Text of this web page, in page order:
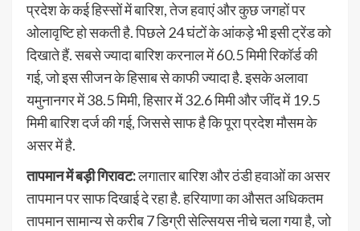
प्रदेश के कई हिस्सों में बारिश, तेज हवाएं और कुछ जगहों पर
ओलावृष्टि हो सकती है. पिछले 24 घंटों के आंकड़े भी इसी ट्रेंड को
दिखाते हैं. सबसे ज्यादा बारिश करनाल में 60.5 मिमी रिकॉर्ड की
गई, जो इस सीजन के हिसाब से काफी ज्यादा है. इसके अलावा
यमुनानगर में 38.5 मिमी, हिसार में 32.6 मिमी और जींद में 19.5
मिमी बारिश दर्ज की गई, जिससे साफ है कि पूरा प्रदेश मौसम के
असर में है.
तापमान में बड़ी गिरावट:लगातार बारिश और ठंडी हवाओं का असर
तापमान पर साफ दिखाई दे रहा है. हरियाणा का औसत अधिकतम
तापमान सामान्य से करीब 7 डिग्री सेल्सियस नीचे चला गया है, जो